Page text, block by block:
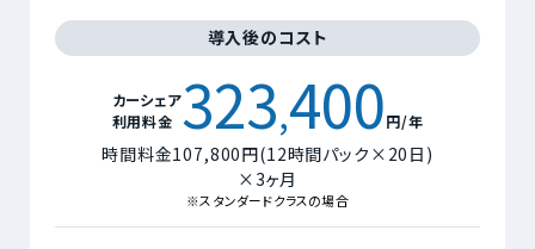
導入後のコスト
カーシェア
利用料金 323,400円/年
時間料金107,800円(12時間パック×20日)
×3ヶ月
※スタンダードクラスの場合